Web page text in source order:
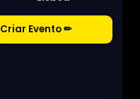
Criar Evento ✏